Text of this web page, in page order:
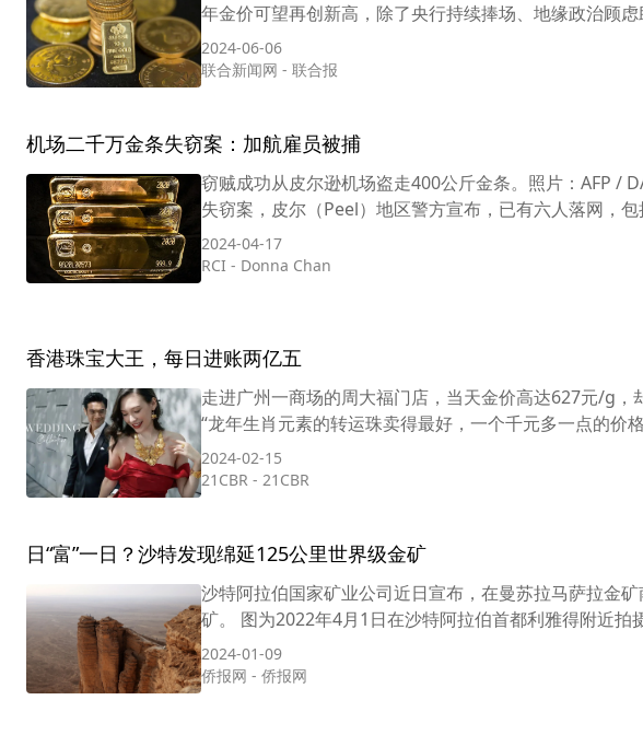
年金价可望再创新高，除了央行持续捧场、地缘政治顾
2024-06-06
联合新闻网 - 联合报
机场二千万金条失窃案：加航雇员被捕
窃贼成功从皮尔逊机场盗走400公斤金条。照片：AFP /
失窃案，皮尔（Peel）地区警方宣布，已有六人落网，
2024-04-17
RCI - Donna Chan
香港珠宝大王，每日进账两亿五
走进广州一商场的周大福门店，当天金价高达627元/g，
“龙年生肖元素的转运珠卖得最好，一个千元多一点的
2024-02-15
21CBR - 21CBR
日“富”一日？沙特发现绵延125公里世界级金矿
沙特阿拉伯国家矿业公司近日宣布，在曼苏拉马萨拉金
矿。 图为2022年4月1日在沙特阿拉伯首都利雅得附近
2024-01-09
侨报网 - 侨报网